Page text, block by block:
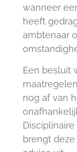
wanneer
heeft
ambtenaar
Een besluit
nog af van
brengt